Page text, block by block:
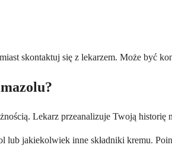
skontaktuj się z lekarzem. Może być
Lekarz przeanalizuje Twoją historię
lub jakiekolwiek inne składniki kremu.